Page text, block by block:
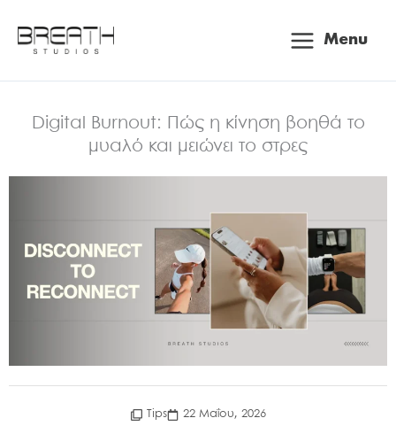
στο
περιεχόμενο
Menu
Digital Burnout: Πώς η κίνηση βοηθά το
μυαλό και μειώνει το στρες
Tips 22 Μαΐου, 2026